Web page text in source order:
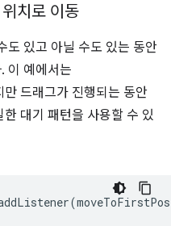
치로 이동
도 있고 아닐 수도 있는 동안
이 예에서는
만 드래그가 진행되는 동안
대기 패턴을 사용할 수 있
(